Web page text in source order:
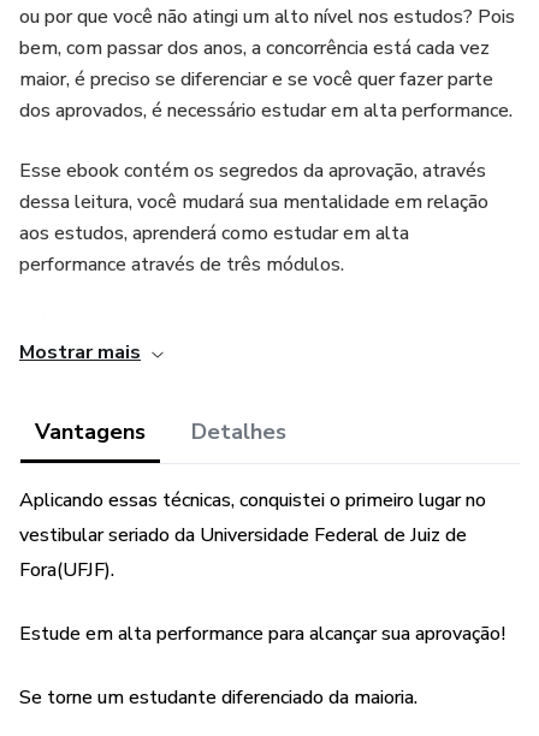
ou por que você não atingi um alto nível nos estudos? Pois
bem, com passar dos anos, a concorrência está cada vez
maior, é preciso se diferenciar e se você quer fazer parte
dos aprovados, é necessário estudar em alta performance.
Esse ebook contém os segredos da aprovação, através
dessa leitura, você mudará sua mentalidade em relação
aos estudos, aprenderá como estudar em alta
performance através de três módulos.
que acham que é o simples ato de assistir aula.
Módulo 2: Planejamento
Sem planejamento e organização você não vai a lugar
estudo eficiente
Módulo 3: Método
Mostrar mais
Vantagens Detalhes
Aplicando essas técnicas, conquistei o primeiro lugar no
vestibular seriado da Universidade Federal de Juiz de
Fora(UFJF).
Estude em alta performance para alcançar sua aprovação!
Se torne um estudante diferenciado da maioria.